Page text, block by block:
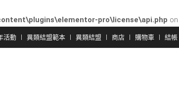
pro\license\api.php
活動 異類結盟範本 異類結盟 商店 購物車 結帳